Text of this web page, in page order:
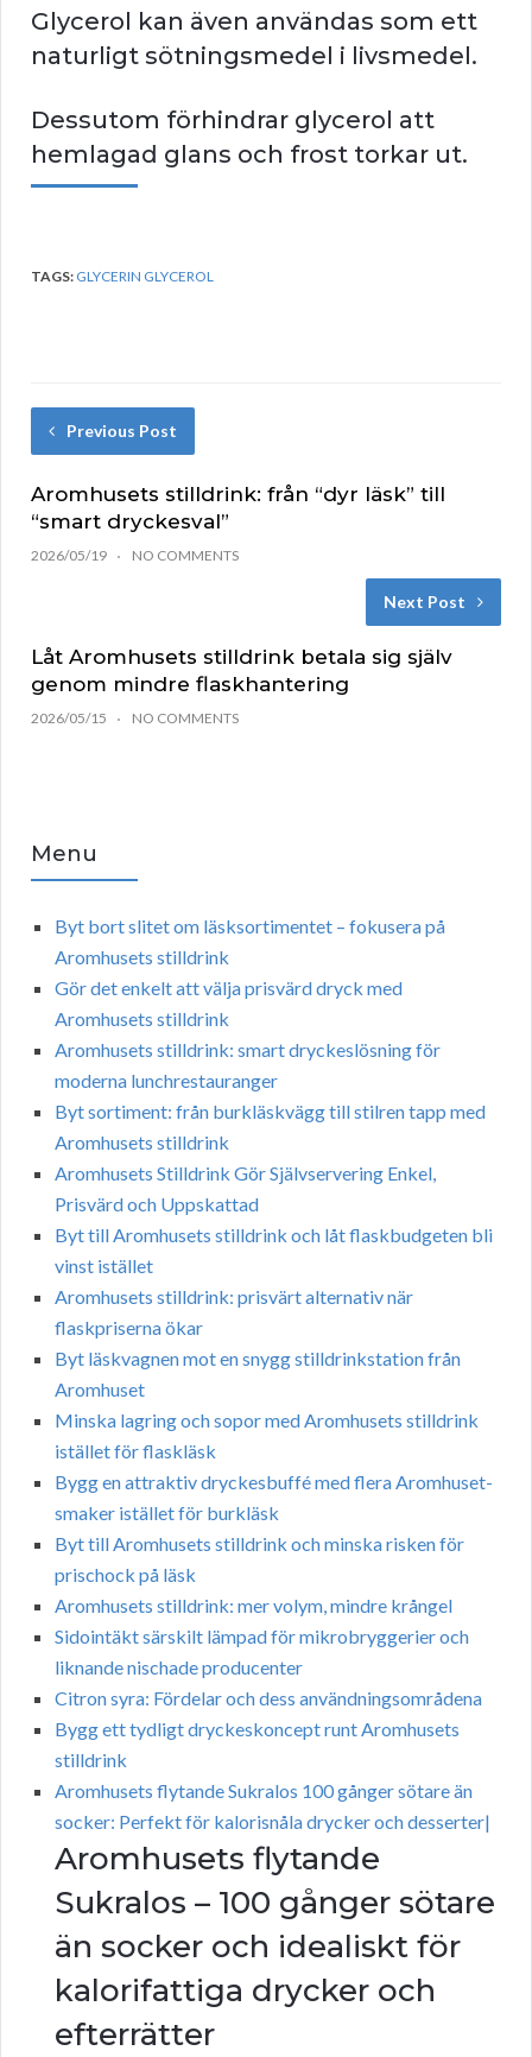
Glycerol kan även användas som ett
naturligt sötningsmedel i livsmedel.
Dessutom förhindrar glycerol att
hemlagad glans och frost torkar ut.
TAGS: GLYCERIN GLYCEROL
Previous Post
Aromhusets stilldrink: från “dyr läsk” till
“smart dryckesval”
2026/05/19 NO COMMENTS
Next Post
Låt Aromhusets stilldrink betala sig själv
genom mindre flaskhantering
2026/05/15 NO COMMENTS
Menu
Byt bort slitet om läsksortimentet – fokusera på
Aromhusets stilldrink
Gör det enkelt att välja prisvärd dryck med
Aromhusets stilldrink
Aromhusets stilldrink: smart dryckeslösning för
moderna lunchrestauranger
Byt sortiment: från burkläskvägg till stilren tapp med
Aromhusets stilldrink
Aromhusets Stilldrink Gör Självservering Enkel,
Prisvärd och Uppskattad
Byt till Aromhusets stilldrink och låt flaskbudgeten bli
vinst istället
Aromhusets stilldrink: prisvärt alternativ när
flaskpriserna ökar
Byt läskvagnen mot en snygg stilldrinkstation från
Aromhuset
Minska lagring och sopor med Aromhusets stilldrink
istället för flaskläsk
Bygg en attraktiv dryckesbuffé med flera Aromhuset-
smaker istället för burkläsk
Byt till Aromhusets stilldrink och minska risken för
prischock på läsk
Aromhusets stilldrink: mer volym, mindre krångel
Sidointäkt särskilt lämpad för mikrobryggerier och
liknande nischade producenter
Citron syra: Fördelar och dess användningsområdena
Bygg ett tydligt dryckeskoncept runt Aromhusets
stilldrink
Aromhusets flytande Sukralos 100 gånger sötare än
socker: Perfekt för kalorisnåla drycker och desserter|
Aromhusets flytande
Sukralos – 100 gånger sötare
än socker och idealiskt för
kalorifattiga drycker och
efterrätter